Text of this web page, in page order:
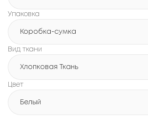
Упаковка
Коробка-сумка
Вид ткани
Хлопковая Ткань
Цвет
Белый